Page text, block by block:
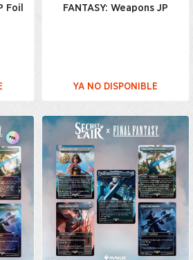
Foil
FANTASY: Weapons JP
YA NO DISPONIBLE